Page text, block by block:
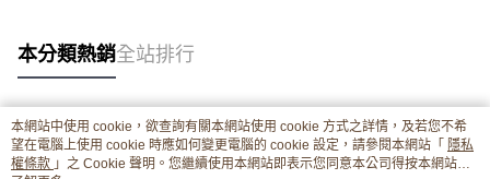
本分類熱銷全站排行
熱門標籤
本網站中使用 cookie，欲查詢有關本網站使用 cookie 方式之詳情，及若您不希
望在電腦上使用 cookie 時應如何變更電腦的 cookie 設定，請參閱本網站「 隱私
權條款 」之 Cookie 聲明。您繼續使用本網站即表示您同意本公司得按本網站使